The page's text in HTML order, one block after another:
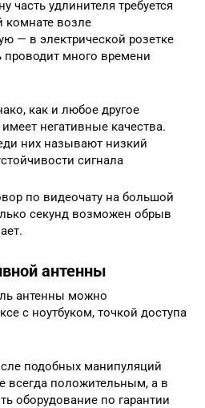
часть удлинителя требуется
комнате возле
— в электрической розетке
проводит много времени
как и любое другое
негативные качества.
них называют низкий
сигнала
по видеочату на большой
секунд возможен обрыв
антенны
антенны можно
с ноутбуком, точкой доступа
подобных манипуляций
всегда положительным, а в
оборудование по гарантии